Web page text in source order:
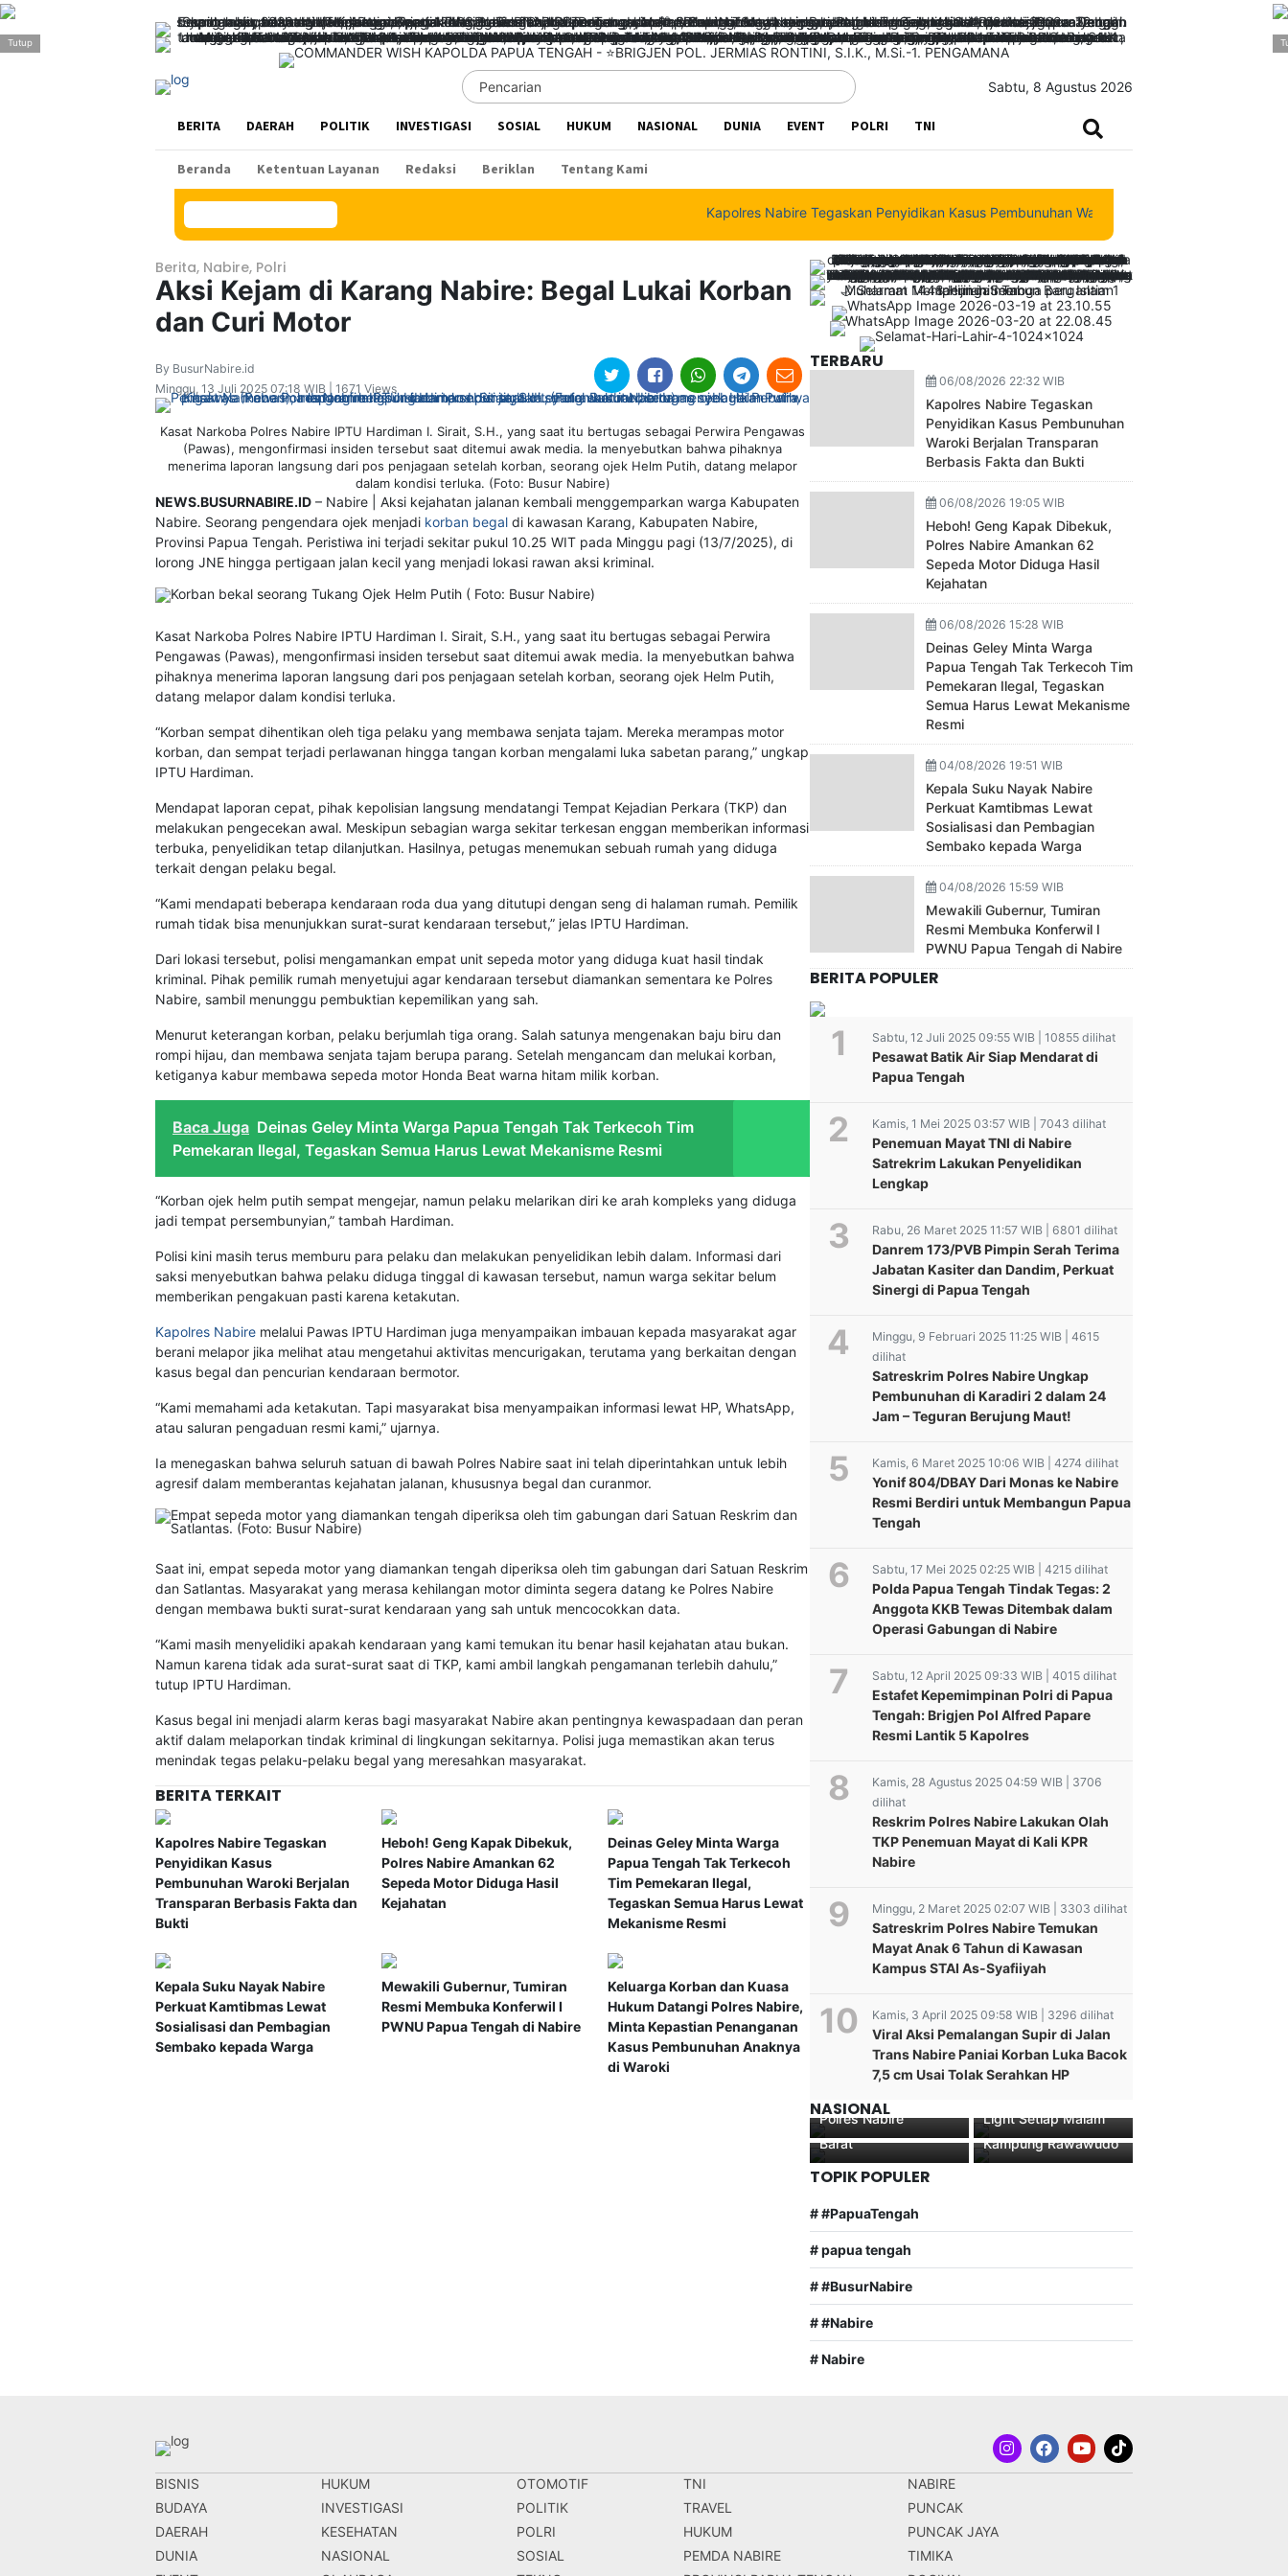
>
Sabtu, 8 Agustus 2026
BERITA DAERAH POLITIK INVESTIGASI SOSIAL HUKUM NASIONAL DUNIA EVENT POLRI TNI
Beranda Ketentuan Layanan Redaksi Beriklan Tentang Kami
Kapolres Nabire Tegaskan Penyidikan Kasus Pembunuhan Waroki Berjalan Transparan Berbasis
Berita, Nabire, Polri
Aksi Kejam di Karang Nabire: Begal Lukai Korban
dan Curi Motor
By BusurNabire.id
Minggu, 13 Juli 2025 07:18 WIB | 1671 Views
Kasat Narkoba Polres Nabire IPTU Hardiman I. Sirait, S.H., yang saat itu bertugas sebagai Perwira Pengawas
(Pawas), mengonfirmasi insiden tersebut saat ditemui awak media. Ia menyebutkan bahwa pihaknya
menerima laporan langsung dari pos penjagaan setelah korban, seorang ojek Helm Putih, datang melapor
dalam kondisi terluka. (Foto: Busur Nabire)
NEWS.BUSURNABIRE.ID – Nabire | Aksi kejahatan jalanan kembali menggemparkan warga Kabupaten
Nabire. Seorang pengendara ojek menjadi korban begal di kawasan Karang, Kabupaten Nabire,
Provinsi Papua Tengah. Peristiwa ini terjadi sekitar pukul 10.25 WIT pada Minggu pagi (13/7/2025), di
lorong JNE hingga pertigaan jalan kecil yang menjadi lokasi rawan aksi kriminal.
Kasat Narkoba Polres Nabire IPTU Hardiman I. Sirait, S.H., yang saat itu bertugas sebagai Perwira
Pengawas (Pawas), mengonfirmasi insiden tersebut saat ditemui awak media. Ia menyebutkan bahwa
pihaknya menerima laporan langsung dari pos penjagaan setelah korban, seorang ojek Helm Putih,
datang melapor dalam kondisi terluka.
“Korban sempat dihentikan oleh tiga pelaku yang membawa senjata tajam. Mereka merampas motor
korban, dan sempat terjadi perlawanan hingga tangan korban mengalami luka sabetan parang,” ungkap
IPTU Hardiman.
Mendapat laporan cepat, pihak kepolisian langsung mendatangi Tempat Kejadian Perkara (TKP) dan
melakukan pengecekan awal. Meskipun sebagian warga sekitar terkesan enggan memberikan informasi
terbuka, penyelidikan tetap dilanjutkan. Hasilnya, petugas menemukan sebuah rumah yang diduga
terkait dengan pelaku begal.
“Kami mendapati beberapa kendaraan roda dua yang ditutupi dengan seng di halaman rumah. Pemilik
rumah tidak bisa menunjukkan surat-surat kendaraan tersebut,” jelas IPTU Hardiman.
Dari lokasi tersebut, polisi mengamankan empat unit sepeda motor yang diduga kuat hasil tindak
kriminal. Pihak pemilik rumah menyetujui agar kendaraan tersebut diamankan sementara ke Polres
Nabire, sambil menunggu pembuktian kepemilikan yang sah.
Menurut keterangan korban, pelaku berjumlah tiga orang. Salah satunya mengenakan baju biru dan
rompi hijau, dan membawa senjata tajam berupa parang. Setelah mengancam dan melukai korban,
ketiganya kabur membawa sepeda motor Honda Beat warna hitam milik korban.
Baca Juga Deinas Geley Minta Warga Papua Tengah Tak Terkecoh Tim
Pemekaran Ilegal, Tegaskan Semua Harus Lewat Mekanisme Resmi
“Korban ojek helm putih sempat mengejar, namun pelaku melarikan diri ke arah kompleks yang diduga
jadi tempat persembunyian,” tambah Hardiman.
Polisi kini masih terus memburu para pelaku dan melakukan penyelidikan lebih dalam. Informasi dari
saksi menyebutkan bahwa pelaku diduga tinggal di kawasan tersebut, namun warga sekitar belum
memberikan pengakuan pasti karena ketakutan.
Kapolres Nabire melalui Pawas IPTU Hardiman juga menyampaikan imbauan kepada masyarakat agar
berani melapor jika melihat atau mengetahui aktivitas mencurigakan, terutama yang berkaitan dengan
kasus begal dan pencurian kendaraan bermotor.
“Kami memahami ada ketakutan. Tapi masyarakat bisa menyampaikan informasi lewat HP, WhatsApp,
atau saluran pengaduan resmi kami,” ujarnya.
Ia menegaskan bahwa seluruh satuan di bawah Polres Nabire saat ini telah diperintahkan untuk lebih
agresif dalam memberantas kejahatan jalanan, khususnya begal dan curanmor.
Saat ini, empat sepeda motor yang diamankan tengah diperiksa oleh tim gabungan dari Satuan Reskrim
dan Satlantas. Masyarakat yang merasa kehilangan motor diminta segera datang ke Polres Nabire
dengan membawa bukti surat-surat kendaraan yang sah untuk mencocokkan data.
“Kami masih menyelidiki apakah kendaraan yang kami temukan itu benar hasil kejahatan atau bukan.
Namun karena tidak ada surat-surat saat di TKP, kami ambil langkah pengamanan terlebih dahulu,”
tutup IPTU Hardiman.
Kasus begal ini menjadi alarm keras bagi masyarakat Nabire akan pentingnya kewaspadaan dan peran
aktif dalam melaporkan tindak kriminal di lingkungan sekitarnya. Polisi juga memastikan akan terus
menindak tegas pelaku-pelaku begal yang meresahkan masyarakat.
BERITA TERKAIT
Kapolres Nabire Tegaskan
Penyidikan Kasus
Pembunuhan Waroki Berjalan
Transparan Berbasis Fakta dan
Bukti
Heboh! Geng Kapak Dibekuk,
Polres Nabire Amankan 62
Sepeda Motor Diduga Hasil
Kejahatan
Deinas Geley Minta Warga
Papua Tengah Tak Terkecoh
Tim Pemekaran Ilegal,
Tegaskan Semua Harus Lewat
Mekanisme Resmi
Kepala Suku Nayak Nabire
Perkuat Kamtibmas Lewat
Sosialisasi dan Pembagian
Sembako kepada Warga
Mewakili Gubernur, Tumiran
Resmi Membuka Konferwil I
PWNU Papua Tengah di Nabire
Keluarga Korban dan Kuasa
Hukum Datangi Polres Nabire,
Minta Kepastian Penanganan
Kasus Pembunuhan Anaknya
di Waroki
TERBARU
06/08/2026 22:32 WIB
Kapolres Nabire Tegaskan
Penyidikan Kasus Pembunuhan
Waroki Berjalan Transparan
Berbasis Fakta dan Bukti
06/08/2026 19:05 WIB
Heboh! Geng Kapak Dibekuk,
Polres Nabire Amankan 62
Sepeda Motor Diduga Hasil
Kejahatan
06/08/2026 15:28 WIB
Deinas Geley Minta Warga
Papua Tengah Tak Terkecoh Tim
Pemekaran Ilegal, Tegaskan
Semua Harus Lewat Mekanisme
Resmi
04/08/2026 19:51 WIB
Kepala Suku Nayak Nabire
Perkuat Kamtibmas Lewat
Sosialisasi dan Pembagian
Sembako kepada Warga
04/08/2026 15:59 WIB
Mewakili Gubernur, Tumiran
Resmi Membuka Konferwil I
PWNU Papua Tengah di Nabire
BERITA POPULER
Sabtu, 12 Juli 2025 09:55 WIB | 10855 dilihat
Pesawat Batik Air Siap Mendarat di
Papua Tengah
Kamis, 1 Mei 2025 03:57 WIB | 7043 dilihat
Penemuan Mayat TNI di Nabire
Satrekrim Lakukan Penyelidikan
Lengkap
Rabu, 26 Maret 2025 11:57 WIB | 6801 dilihat
Danrem 173/PVB Pimpin Serah Terima
Jabatan Kasiter dan Dandim, Perkuat
Sinergi di Papua Tengah
Minggu, 9 Februari 2025 11:25 WIB | 4615
dilihat
Satreskrim Polres Nabire Ungkap
Pembunuhan di Karadiri 2 dalam 24
Jam – Teguran Berujung Maut!
Kamis, 6 Maret 2025 10:06 WIB | 4274 dilihat
Yonif 804/DBAY Dari Monas ke Nabire
Resmi Berdiri untuk Membangun Papua
Tengah
Sabtu, 17 Mei 2025 02:25 WIB | 4215 dilihat
Polda Papua Tengah Tindak Tegas: 2
Anggota KKB Tewas Ditembak dalam
Operasi Gabungan di Nabire
Sabtu, 12 April 2025 09:33 WIB | 4015 dilihat
Estafet Kepemimpinan Polri di Papua
Tengah: Brigjen Pol Alfred Papare
Resmi Lantik 5 Kapolres
Kamis, 28 Agustus 2025 04:59 WIB | 3706
dilihat
Reskrim Polres Nabire Lakukan Olah
TKP Penemuan Mayat di Kali KPR
Nabire
Minggu, 2 Maret 2025 02:07 WIB | 3303 dilihat
Satreskrim Polres Nabire Temukan
Mayat Anak 6 Tahun di Kawasan
Kampus STAI As-Syafiiyah
Kamis, 3 April 2025 09:58 WIB | 3296 dilihat
Viral Aksi Pemalangan Supir di Jalan
Trans Nabire Paniai Korban Luka Bacok
7,5 cm Usai Tolak Serahkan HP
NASIONAL
Polri Mengkaji Lebih
Dalam terkait
Penelitian
Pembentukan Polda
Polres Nabire
Sat Lantas Nabire
Maksimalkan
Polantas Menyapa
Light Setiap Malam
PKK Papua Tengah
Pokja 1 Gelar
Penyuluhan Sehat
Jasmani dan Rohani
bagi Lansia di Nabire
Barat
Sambangi Warganya,
Berikan Himbauan di
Kampung Rawawudo
TOPIK POPULER
# #PapuaTengah
# papua tengah
# #BusurNabire
# #Nabire
# Nabire
BISNIS
BUDAYA
DAERAH
DUNIA
HUKUM
INVESTIGASI
KESEHATAN
NASIONAL
OTOMOTIF
POLITIK
POLRI
SOSIAL
TNI
TRAVEL
HUKUM
PEMDA NABIRE
NABIRE
PUNCAK
PUNCAK JAYA
TIMIKA
Tutup